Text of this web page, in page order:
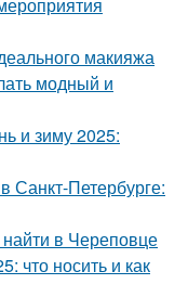
макияжа
модный и
и зиму 2025:
Санкт-Петербурге:
в Череповце
что носить и как